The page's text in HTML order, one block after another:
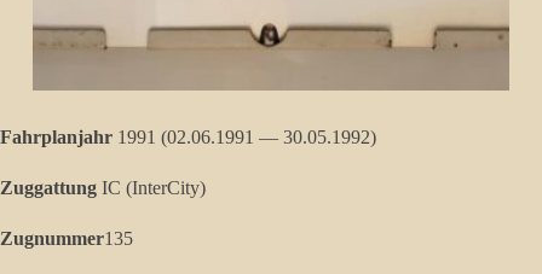
Fahrplanjahr 1991 (02.06.1991 — 30.05.1992)
Zuggattung IC (InterCity)
Zugnummer135